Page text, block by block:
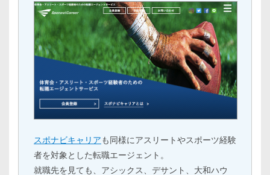
スポナビキャリアも同様にアスリートやスポーツ経験
者を対象とした転職エージェント。
就職先を見ても、アシックス、デサント、大和ハウ